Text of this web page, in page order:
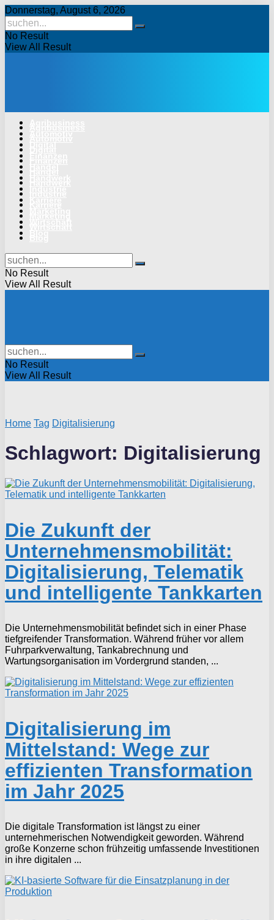
Donnerstag, August 6, 2026
No Result
View All Result
No Result
View All Result
No Result
View All Result
Home Tag Digitalisierung
Schlagwort: Digitalisierung
Die Zukunft der
Unternehmensmobilität:
Digitalisierung, Telematik
und intelligente Tankkarten
Die Unternehmensmobilität befindet sich in einer Phase
tiefgreifender Transformation. Während früher vor allem
Fuhrparkverwaltung, Tankabrechnung und
Wartungsorganisation im Vordergrund standen, ...
Digitalisierung im
Mittelstand: Wege zur
effizienten Transformation
im Jahr 2025
Die digitale Transformation ist längst zu einer
unternehmerischen Notwendigkeit geworden. Während
große Konzerne schon frühzeitig umfassende Investitionen
in ihre digitalen ...